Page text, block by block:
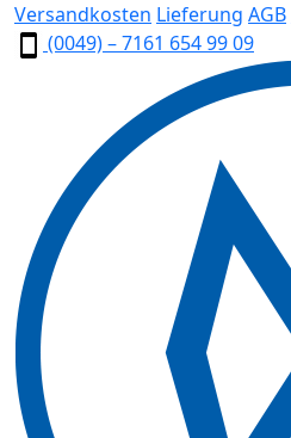
Versandkosten Lieferung AGB
(0049) – 7161 654 99 09